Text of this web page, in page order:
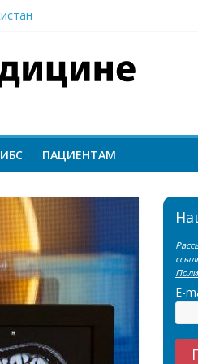
результаты конференции
сосудистой системы?
ПАЦИЕНТАМ
E-